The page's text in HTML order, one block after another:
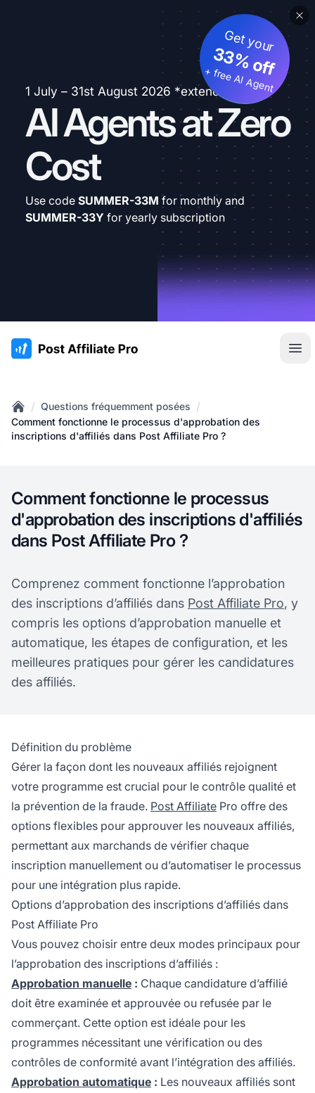
1 July – 31st August 2026 *extended
AI Agents at Zero
Cost
Get your
33% off
+ free AI Agent
Use code SUMMER-33M for monthly and
SUMMER-33Y for yearly subscription
:site.title
Home
/ Questions fréquemment posées /
Comment fonctionne le processus d'approbation des
inscriptions d'affiliés dans Post Affiliate Pro ?
Comment fonctionne le processus
d'approbation des inscriptions d'affiliés
dans Post Affiliate Pro ?
Comprenez comment fonctionne l’approbation
des inscriptions d’affiliés dans Post Affiliate Pro, y
compris les options d’approbation manuelle et
automatique, les étapes de configuration, et les
meilleures pratiques pour gérer les candidatures
des affiliés.
Définition du problème
Gérer la façon dont les nouveaux affiliés rejoignent
votre programme est crucial pour le contrôle qualité et
la prévention de la fraude. Post Affiliate Pro offre des
options flexibles pour approuver les nouveaux affiliés,
permettant aux marchands de vérifier chaque
inscription manuellement ou d’automatiser le processus
pour une intégration plus rapide.
Options d’approbation des inscriptions d’affiliés dans
Post Affiliate Pro
Vous pouvez choisir entre deux modes principaux pour
l’approbation des inscriptions d’affiliés :
Approbation manuelle : Chaque candidature d’affilié
doit être examinée et approuvée ou refusée par le
commerçant. Cette option est idéale pour les
programmes nécessitant une vérification ou des
contrôles de conformité avant l’intégration des affiliés.
Approbation automatique : Les nouveaux affiliés sont